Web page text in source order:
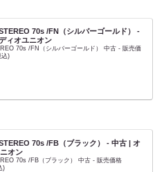
70s /FN（シルバーゴールド） -
ィオユニオン
70s /FN（シルバーゴールド） 中古 - 販売価
込)
70s /FB（ブラック） - 中古 | オ
オン
70s /FB（ブラック） 中古 - 販売価格
)